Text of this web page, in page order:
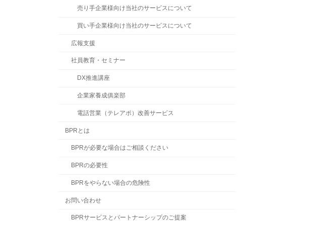
売り手企業様向け当社のサービスについて
買い手企業様向け当社のサービスについて
広報支援
社員教育・セミナー
DX推進講座
企業家養成俱楽部
電話営業（テレアポ）改善サービス
BPRとは
BPRが必要な場合はご相談ください
BPRの必要性
BPRをやらない場合の危険性
お問い合わせ
BPRサービスとパートナーシップのご提案